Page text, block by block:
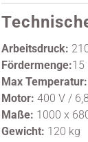
Arbeitsdruck:
Fördermenge:15
Max Temperatur:
Motor: 400 V /
Maße: 1000 x
Gewicht: 120 kg